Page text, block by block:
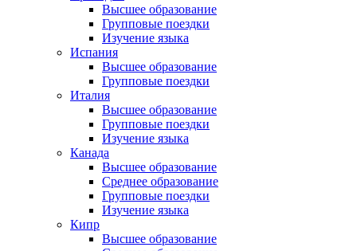
Высшее образование
Групповые поездки
Изучение языка
Испания
Высшее образование
Групповые поездки
Италия
Высшее образование
Групповые поездки
Изучение языка
Канада
Высшее образование
Среднее образование
Групповые поездки
Изучение языка
Кипр
Высшее образование